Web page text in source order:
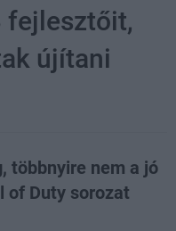
fejlesztőit,
újítani
többnyire nem a jó
of Duty sorozat